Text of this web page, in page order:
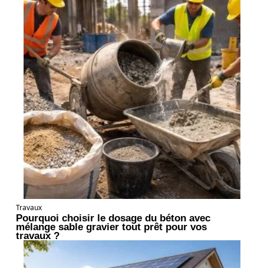
Travaux
Pourquoi choisir le dosage du béton avec
mélange sable gravier tout prêt pour vos
travaux ?